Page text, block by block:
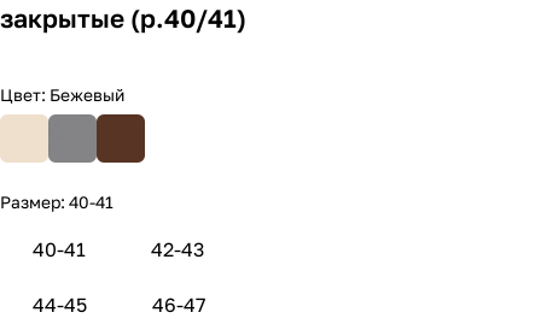
закрытые (р.40/41)
Цвет: Бежевый
Размер: 40-41
40-41 42-43
44-45 46-47